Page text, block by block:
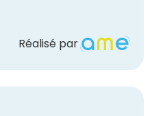
Réalisé par